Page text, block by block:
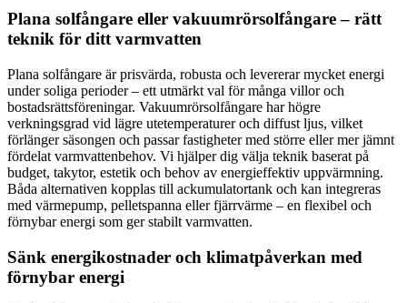
Plana solfångare eller vakuumrörsolfångare – rätt
teknik för ditt varmvatten
Plana solfångare är prisvärda, robusta och levererar mycket energi
under soliga perioder – ett utmärkt val för många villor och
bostadsrättsföreningar. Vakuumrörsolfångare har högre
verkningsgrad vid lägre utetemperaturer och diffust ljus, vilket
förlänger säsongen och passar fastigheter med större eller mer jämnt
fördelat varmvattenbehov. Vi hjälper dig välja teknik baserat på
budget, takytor, estetik och behov av energieffektiv uppvärmning.
Båda alternativen kopplas till ackumulatortank och kan integreras
med värmepump, pelletspanna eller fjärrvärme – en flexibel och
förnybar energi som ger stabilt varmvatten.
Sänk energikostnader och klimatpåverkan med
förnybar energi